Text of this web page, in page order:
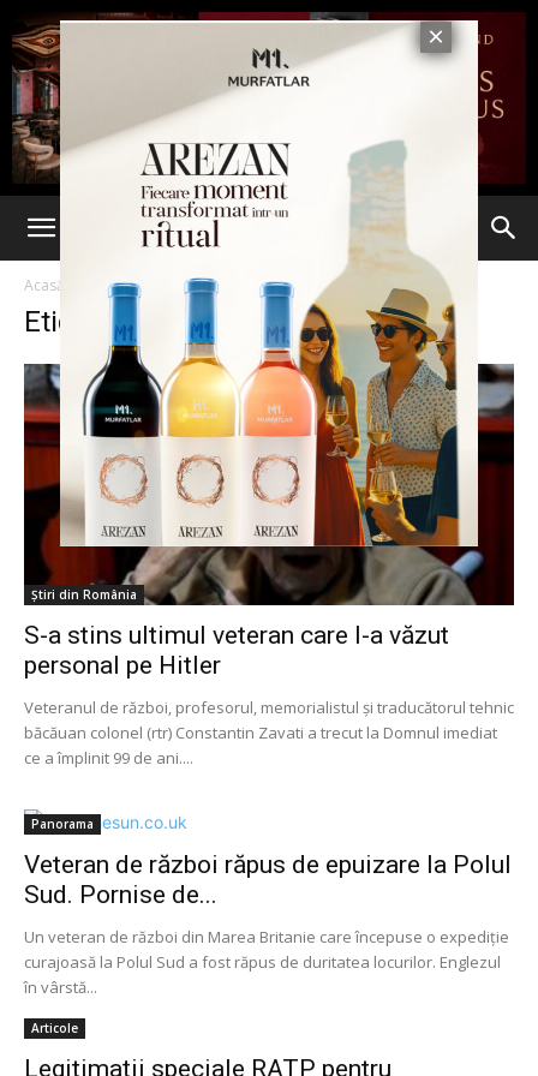
Acasă Etichete Veteran de razboi
Etichetă: veteran de razboi
Știri din România
S-a stins ultimul veteran care l-a văzut
personal pe Hitler
Veteranul de război, profesorul, memorialistul și traducătorul tehnic
băcăuan colonel (rtr) Constantin Zavati a trecut la Domnul imediat
ce a împlinit 99 de ani....
Panorama
Veteran de război răpus de epuizare la Polul
Sud. Pornise de...
Un veteran de război din Marea Britanie care începuse o expediţie
curajoasă la Polul Sud a fost răpus de duritatea locurilor. Englezul
în vârstă...
Articole
Legitimaţii speciale RATP pentru